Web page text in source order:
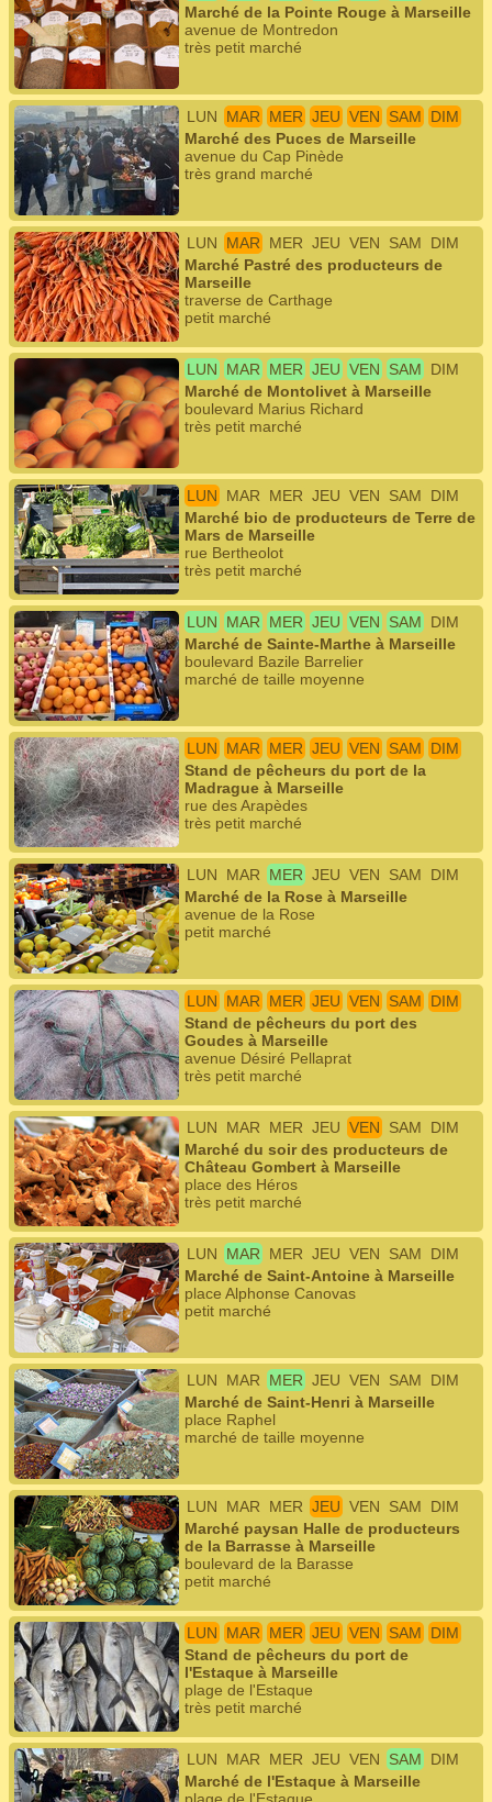
Marché de la Pointe Rouge à Marseille
avenue de Montredon
très petit marché
LUN MAR MER JEU VEN SAM
DIM
Marché des Puces de Marseille
avenue du Cap Pinède
très grand marché
LUN MAR MER JEU VEN SAM
DIM
Marché Pastré des producteurs de
Marseille
traverse de Carthage
petit marché
LUN MAR MER JEU VEN SAM
DIM
Marché de Montolivet à Marseille
boulevard Marius Richard
très petit marché
LUN MAR MER JEU VEN SAM
DIM
Marché bio de producteurs de Terre de
Mars de Marseille
rue Bertheolot
très petit marché
LUN MAR MER JEU VEN SAM
DIM
Marché de Sainte-Marthe à Marseille
boulevard Bazile Barrelier
marché de taille moyenne
LUN MAR MER JEU VEN SAM
DIM
Stand de pêcheurs du port de la
Madrague à Marseille
rue des Arapèdes
très petit marché
LUN MAR MER JEU VEN SAM
DIM
Marché de la Rose à Marseille
avenue de la Rose
petit marché
LUN MAR MER JEU VEN SAM
DIM
Stand de pêcheurs du port des
Goudes à Marseille
avenue Désiré Pellaprat
très petit marché
LUN MAR MER JEU VEN SAM
DIM
Marché du soir des producteurs de
Château Gombert à Marseille
place des Héros
très petit marché
LUN MAR MER JEU VEN SAM
DIM
Marché de Saint-Antoine à Marseille
place Alphonse Canovas
petit marché
LUN MAR MER JEU VEN SAM
DIM
Marché de Saint-Henri à Marseille
place Raphel
marché de taille moyenne
LUN MAR MER JEU VEN SAM
DIM
Marché paysan Halle de producteurs
de la Barrasse à Marseille
boulevard de la Barasse
petit marché
LUN MAR MER JEU VEN SAM
DIM
Stand de pêcheurs du port de
l'Estaque à Marseille
plage de l'Estaque
très petit marché
LUN MAR MER JEU VEN SAM
DIM
Marché de l'Estaque à Marseille